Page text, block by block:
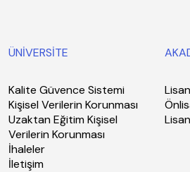
ÜNİVERSİTE
Kalite Güvence Sistemi
Kişisel Verilerin Korunması
Uzaktan Eğitim Kişisel
Verilerin Korunması
İhaleler
İletişim